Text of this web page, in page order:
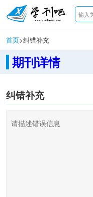
首页>纠错补充
期刊详情
纠错补充